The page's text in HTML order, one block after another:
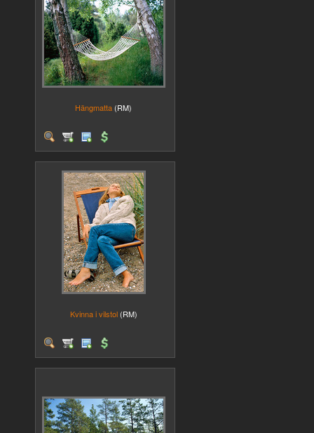
Hängmatta (RM)
Kvinna i vilstol (RM)